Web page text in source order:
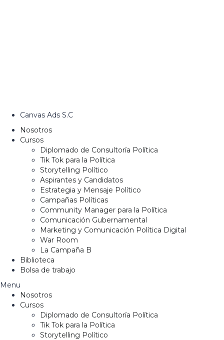
Canvas Ads S.C
Nosotros
Cursos
Diplomado de Consultoría Política
Tik Tok para la Política
Storytelling Político
Aspirantes y Candidatos
Estrategia y Mensaje Político
Campañas Políticas
Community Manager para la Política
Comunicación Gubernamental
Marketing y Comunicación Política Digital
War Room
La Campaña B
Biblioteca
Bolsa de trabajo
Menu
Nosotros
Cursos
Diplomado de Consultoría Política
Tik Tok para la Política
Storytelling Político